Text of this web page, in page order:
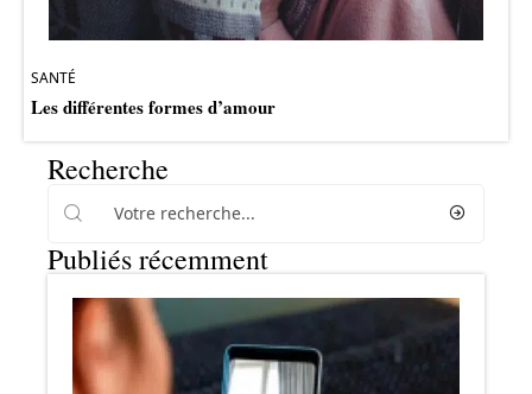
SANTÉ
Les différentes formes d’amour
Recherche
Publiés récemment